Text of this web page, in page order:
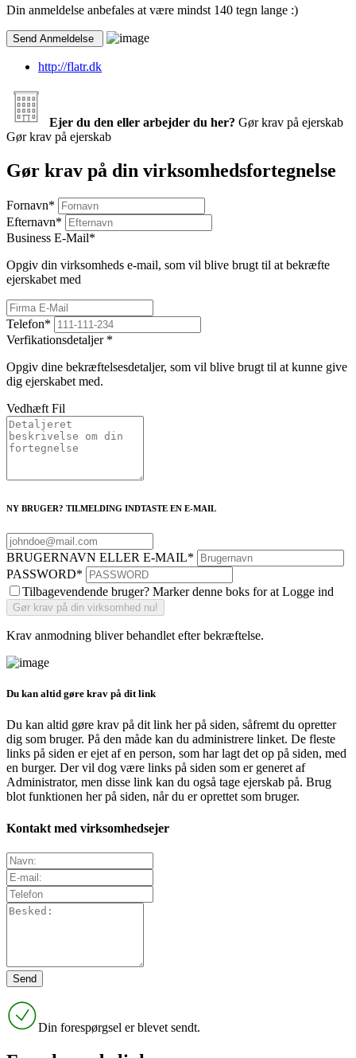
Din anmeldelse anbefales at være mindst 140 tegn lange :)
http://flatr.dk
Ejer du den eller arbejder du her? Gør krav på ejerskab
Gør krav på ejerskab
Gør krav på din virksomhedsfortegnelse
Fornavn*
Efternavn*
Business E-Mail*
Opgiv din virksomheds e-mail, som vil blive brugt til at bekræfte
ejerskabet med
Telefon*
Verfikationsdetaljer *
Opgiv dine bekræftelsesdetaljer, som vil blive brugt til at kunne give
dig ejerskabet med.
Vedhæft Fil
NY BRUGER? TILMELDING INDTASTE EN E-MAIL
BRUGERNAVN ELLER E-MAIL*
PASSWORD*
Tilbagevendende bruger? Marker denne boks for at Logge ind
Krav anmodning bliver behandlet efter bekræftelse.
Du kan altid gøre krav på dit link
Du kan altid gøre krav på dit link her på siden, såfremt du opretter
dig som bruger. På den måde kan du administrere linket. De fleste
links på siden er ejet af en person, som har lagt det op på siden, med
en burger. Der vil dog være links på siden som er generet af
Administrator, men disse link kan du også tage ejerskab på. Brug
blot funktionen her på siden, når du er oprettet som bruger.
Kontakt med virksomhedsejer
Din forespørgsel er blevet sendt.